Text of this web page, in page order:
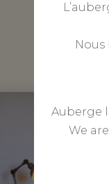
Auberge
We